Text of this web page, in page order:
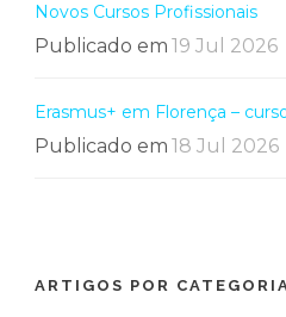
Novos Cursos Profissionais
Publicado em 19 Jul 2026
Erasmus+ em Florença –
Publicado em 18 Jul 2026
ARTIGOS POR